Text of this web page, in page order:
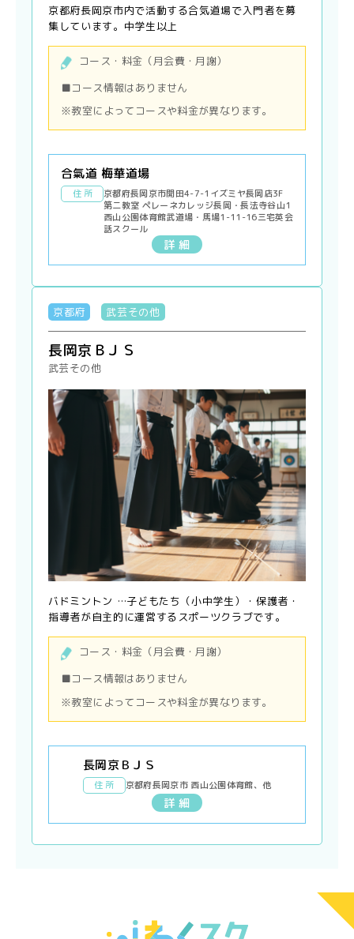
京都府長岡京市内で活動する合気道場で入門者を募
集しています。中学生以上
コース・料金（月会費・月謝）
■コース情報はありません
※教室によってコースや料金が異なります。
合氣道 梅華道場
住 所
京都府長岡京市開田4-7-1イズミヤ長岡店3F
第二教室 ペレーネカレッジ長岡・長法寺谷山1
西山公園体育館武道場・馬場1-11-16三宅英会
話スクール
詳 細
京都府 武芸その他
長岡京ＢＪＳ
武芸その他
バドミントン …子どもたち（小中学生）・保護者・
指導者が自主的に運営するスポーツクラブです。
コース・料金（月会費・月謝）
■コース情報はありません
※教室によってコースや料金が異なります。
長岡京ＢＪＳ
住 所 京都府長岡京市 西山公園体育館、他
詳 細